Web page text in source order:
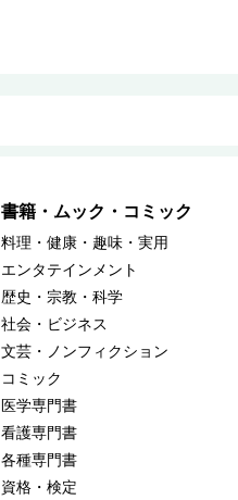
書籍・ムック・コミック
料理・健康・趣味・実用
エンタテインメント
歴史・宗教・科学
社会・ビジネス
文芸・ノンフィクション
コミック
医学専門書
看護専門書
各種専門書
資格・検定